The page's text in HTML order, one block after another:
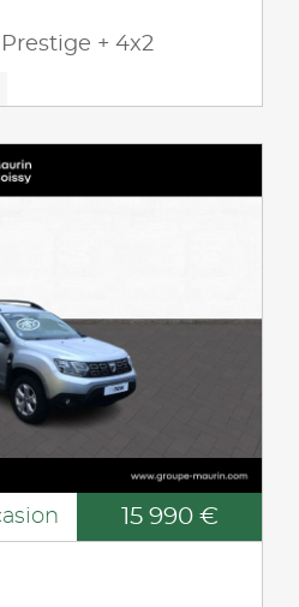
Prestige + 4x2
15 990 €